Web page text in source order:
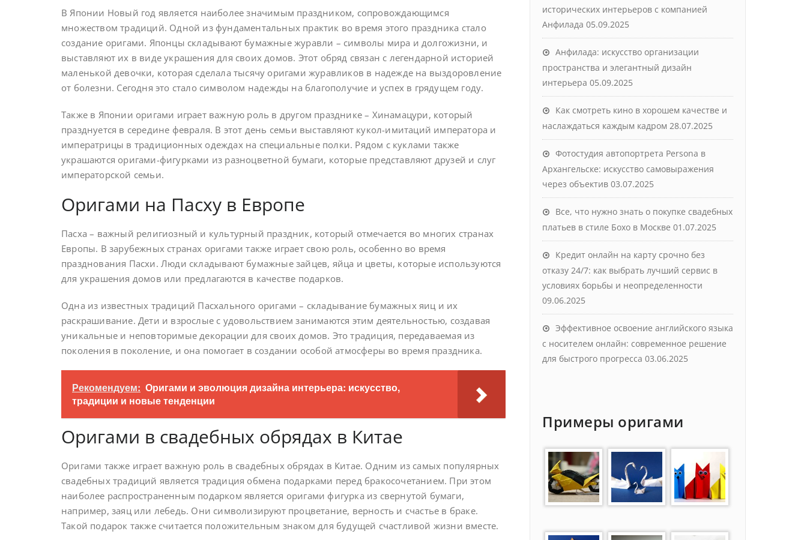
В Японии Новый год является наиболее значимым праздником, сопровождающимся
множеством традиций. Одной из фундаментальных практик во время этого праздника стало
создание оригами. Японцы складывают бумажные журавли – символы мира и долгожизни, и
выставляют их в виде украшения для своих домов. Этот обряд связан с легендарной историей
маленькой девочки, которая сделала тысячу оригами журавликов в надежде на выздоровление
от болезни. Сегодня это стало символом надежды на благополучие и успех в грядущем году.
Также в Японии оригами играет важную роль в другом празднике – Хинамацури, который
празднуется в середине февраля. В этот день семьи выставляют кукол-имитаций императора и
императрицы в традиционных одеждах на специальные полки. Рядом с куклами также
украшаются оригами-фигурками из разноцветной бумаги, которые представляют друзей и слуг
императорской семьи.
Оригами на Пасху в Европе
Пасха – важный религиозный и культурный праздник, который отмечается во многих странах
Европы. В зарубежных странах оригами также играет свою роль, особенно во время
празднования Пасхи. Люди складывают бумажные зайцев, яйца и цветы, которые используются
для украшения домов или предлагаются в качестве подарков.
Одна из известных традиций Пасхального оригами – складывание бумажных яиц и их
раскрашивание. Дети и взрослые с удовольствием занимаются этим деятельностью, создавая
уникальные и неповторимые декорации для своих домов. Это традиция, передаваемая из
поколения в поколение, и она помогает в создании особой атмосферы во время праздника.
Рекомендуем: Оригами и эволюция дизайна интерьера: искусство,
традиции и новые тенденции
Оригами в свадебных обрядах в Китае
Оригами также играет важную роль в свадебных обрядах в Китае. Одним из самых популярных
свадебных традиций является традиция обмена подарками перед бракосочетанием. При этом
наиболее распространенным подарком является оригами фигурка из свернутой бумаги,
например, заяц или лебедь. Они символизируют процветание, верность и счастье в браке.
Такой подарок также считается положительным знаком для будущей счастливой жизни вместе.
исторических интерьеров с компанией
Анфилада 05.09.2025
Анфилада: искусство организации
пространства и элегантный дизайн
интерьера 05.09.2025
Как смотреть кино в хорошем качестве и
наслаждаться каждым кадром 28.07.2025
Фотостудия автопортрета Persona в
Архангельске: искусство самовыражения
через объектив 03.07.2025
Все, что нужно знать о покупке свадебных
платьев в стиле Бохо в Москве 01.07.2025
Кредит онлайн на карту срочно без
отказу 24/7: как выбрать лучший сервис в
условиях борьбы и неопределенности
09.06.2025
Эффективное освоение английского языка
с носителем онлайн: современное решение
для быстрого прогресса 03.06.2025
Примеры оригами